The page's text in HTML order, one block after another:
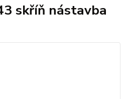
skříň nástavba